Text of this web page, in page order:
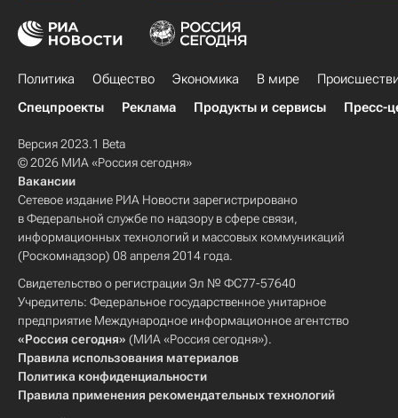
Политика Общество Экономика В мире
Спецпроекты
Реклама Продукты и сервисы Пресс-
Версия 2023.1 Beta
© 2026 МИА «Россия сегодня»
Вакансии
Сетевое издание РИА Новости зарегистрировано
в Федеральной службе по надзору в сфере связи,
информационных технологий и массовых коммуникаций
(Роскомнадзор) 08 апреля 2014 года.
Свидетельство о регистрации Эл № ФС77-57640
Учредитель: Федеральное государственное унитарное
предприятие Международное информационное агентство
«Россия сегодня» (МИА «Россия сегодня»).
Правила использования материалов
Политика конфиденциальности
Правила применения рекомендательных технологий